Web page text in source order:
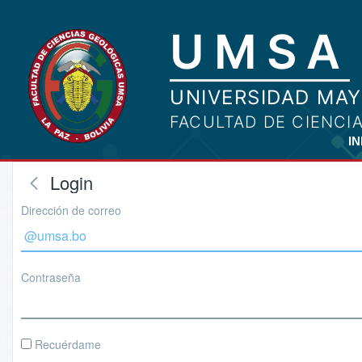
Login
Dirección de correo
Contraseña
Recuérdame